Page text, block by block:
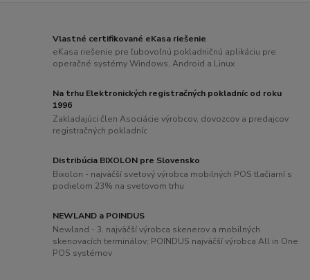
Vlastné certifikované eKasa riešenie
eKasa riešenie pre ľubovoľnú pokladničnú aplikáciu pre
operačné systémy Windows, Android a Linux
Na trhu Elektronických registračných pokladníc od roku
1996
Zakladajúci člen Asociácie výrobcov, dovozcov a predajcov
registračných pokladníc
Distribúcia BIXOLON pre Slovensko
Bixolon - najväčší svetový výrobca mobilných POS tlačiarní s
podielom 23% na svetovom trhu
NEWLAND a POINDUS
Newland - 3. najväčší výrobca skenerov a mobilných
skenovacích terminálov; POINDUS najväčší výrobca All in One
POS systémov